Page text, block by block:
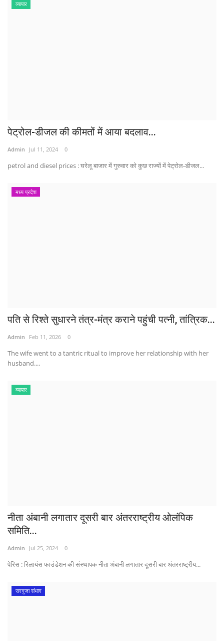
व्यापार
पेट्रोल-डीजल की कीमतों में आया बदलाव...
Admin Jul 11, 2024 0
petrol and diesel prices : घरेलू बाजार में गुरुवार को कुछ राज्यों में पेट्रोल-डीजल...
मध्य प्रदेश
पति से रिश्ते सुधारने तंत्र-मंत्र कराने पहुंची पत्नी, तांत्रिक...
Admin Feb 11, 2026 0
The wife went to a tantric ritual to improve her relationship with her
husband....
व्यापार
नीता अंबानी लगातार दूसरी बार अंतरराष्ट्रीय ओलंपिक
समिति...
Admin Jul 25, 2024 0
पेरिस : रिलायंस फाउंडेशन की संस्थापक नीता अंबानी लगातार दूसरी बार अंतरराष्ट्रीय...
सरगुजा संभाग